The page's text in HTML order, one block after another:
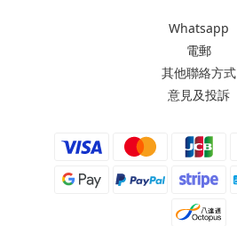
Whatsapp
電郵
其他聯絡方式
意見及投訴